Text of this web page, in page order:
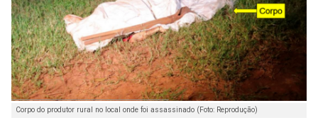
Corpo do produtor rural no local onde foi assassinado (Foto: Reprodução)